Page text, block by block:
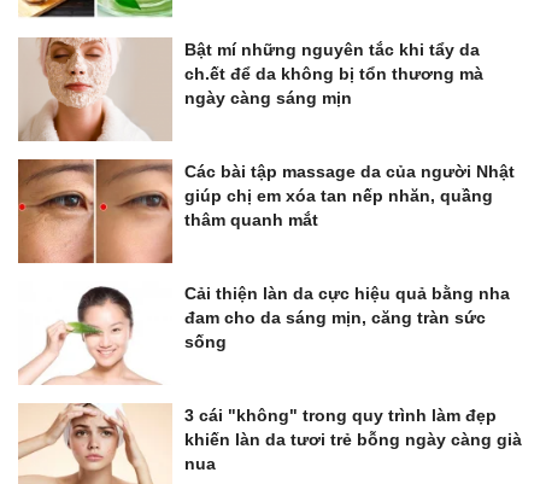
Bật mí những nguyên tắc khi tẩy da
ch.ết để da không bị tổn thương mà
ngày càng sáng mịn
Các bài tập massage da của người Nhật
giúp chị em xóa tan nếp nhăn, quầng
thâm quanh mắt
Cải thiện làn da cực hiệu quả bằng nha
đam cho da sáng mịn, căng tràn sức
sống
3 cái "không" trong quy trình làm đẹp
khiến làn da tươi trẻ bỗng ngày càng già
nua